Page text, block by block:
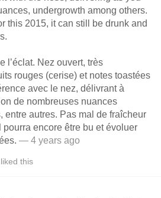
undergrowth among others.
this 2015, it can still be drunk and
l’éclat. Nez ouvert, très
rouges (cerise) et notes toastées
avec le nez, délivrant à
de nombreuses nuances
entre autres. Pas mal de fraîcheur
encore être bu et évoluer
— 4 years ago
liked this